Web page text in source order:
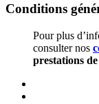
Conditions
Pour plus
consulter nos
prestations